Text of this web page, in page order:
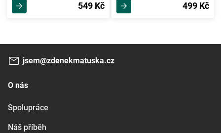
549 Kč 499 Kč
jsem@zdenekmatuska.cz
O nás
Spolupráce
Náš příběh